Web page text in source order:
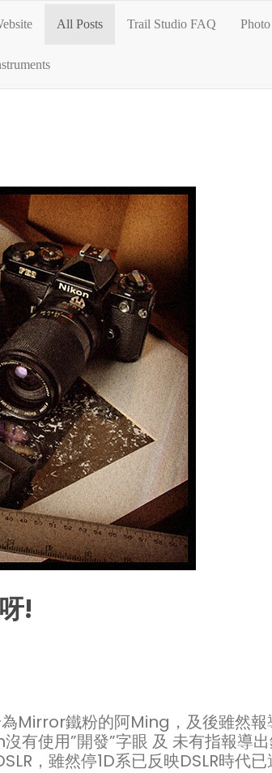
All Posts Trail Studio FAQ
!
Mirror鐵粉的阿Ming，及後雖然報
有使用”開發”字眼 及 未有指報導出
，雖然停1D系已反映DSLR時代已